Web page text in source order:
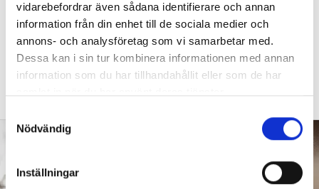
vidarebefordrar även sådana identifierare och annan
information från din enhet till de sociala medier och
annons- och analysföretag som vi samarbetar med.
Dessa kan i sin tur kombinera informationen med annan
information som du har tillhandahållit eller som de har
y
Nödvändig
Inställningar
”Vad säger det om skolan när allt fler
barn behöver anpassas?”
DEBATT”Frågan är hur skolan kan ge plats åt
fler barn från början – inte hur de ska
anpassas till skolan”.